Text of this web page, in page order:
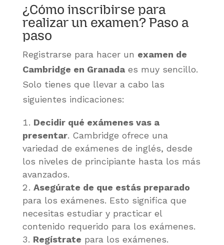
¿Cómo inscribirse para
realizar un examen? Paso a
paso
Registrarse para hacer un examen de
Cambridge en Granadaes muy sencillo.
Solo tienes que llevar a cabo las
siguientes indicaciones:
Decidir qué exámenes vas a
presentar. Cambridge ofrece una
variedad de exámenes de inglés, desde
los niveles de principiante hasta los más
avanzados.
Asegúrate de que estás preparado
para los exámenes. Esto significa que
necesitas estudiar y practicar el
contenido requerido para los exámenes.
Regístrate para los exámenes.